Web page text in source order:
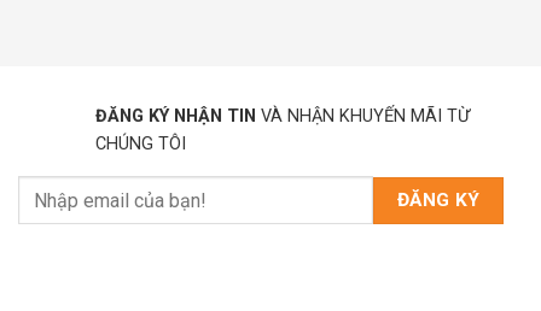
ĐĂNG KÝ NHẬN TIN VÀ NHẬN KHUYẾN MÃI TỪ
CHÚNG TÔI